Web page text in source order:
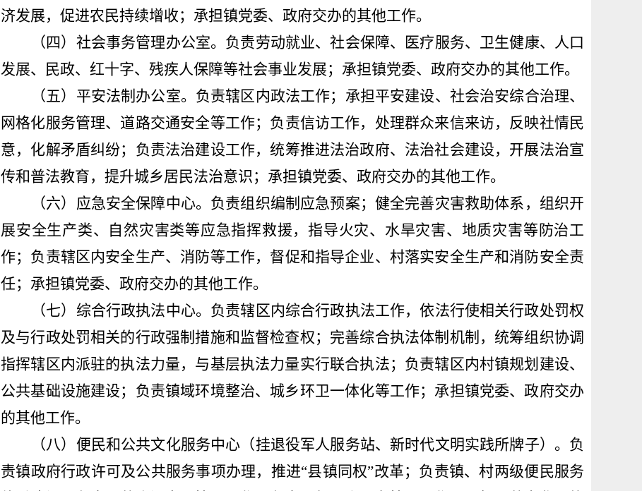
济发展，促进农民持续增收； 承担镇党委、 政府交办的其他工作。
（四）社会事务管理办公室。 负责劳动就业、社会保障、医疗服务、卫生健康、 人口
发展、
民政、 红十字、 残疾人保障等社会事业发展；承担镇党委、 政府交办的其他工作。
（五）平安法制办公室。 负责辖区内政法工作；承担平安建设、社会治安综合治理、
网格化服务管理、道路交通安全等工作； 负责信访工作， 处理群众来信来访，反映社情民
意，化解矛盾纠纷； 负责法治建设工作，统筹推进法治政府、法治社会建设， 开展法治宣
传和普法教育，提升城乡居民法治意识；承担镇党委、 政府交办的其他工作。
（六）应急安全保障中心。 负责组织编制应急预案； 健全完善灾害救助体系 ， 组织开
展安全生产类、自然灾害类等应急指挥救援，指导火灾、水旱灾害、地质灾害等防治工
作； 负责辖区内安全生产、消防等工作，督促和指导企业、村落实安全生产和消防安全责
任； 承担镇党委、 政府交办的其他工作。
（七）综合行政执法中心。 负责辖区内综合行政执法工作，依法行使相关行政处罚权
及与行政处罚相关的行政强制措施和监督检查权；完善综合执法体制机制， 统筹组织协调
指挥辖区内派驻的执法力量，与基层执法力量实行联合执法；负责辖区内村镇规划 建设、
公共基础设施建设；负责镇域环境整治、城乡环卫一体化等工作；承担镇党委、政府交办
的其他工作。
（八）便民和公共文化服务中心（挂退役军人服务站、 新时代文明实践所牌子）。 负
责镇政府行政许可及公共服务事项办理， 推进“县镇同权”改革；负责镇、村两级便民服务